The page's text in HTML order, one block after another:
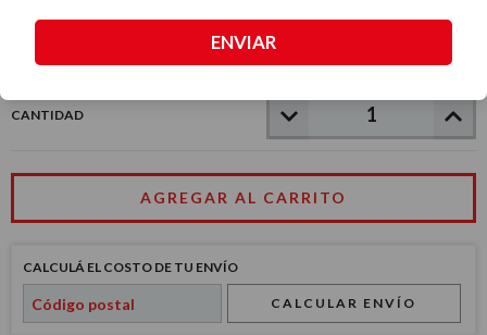
CANTIDAD
CALCULÁ EL COSTO DE TU ENVÍO
CALCULAR ENVÍO
ENVIAR